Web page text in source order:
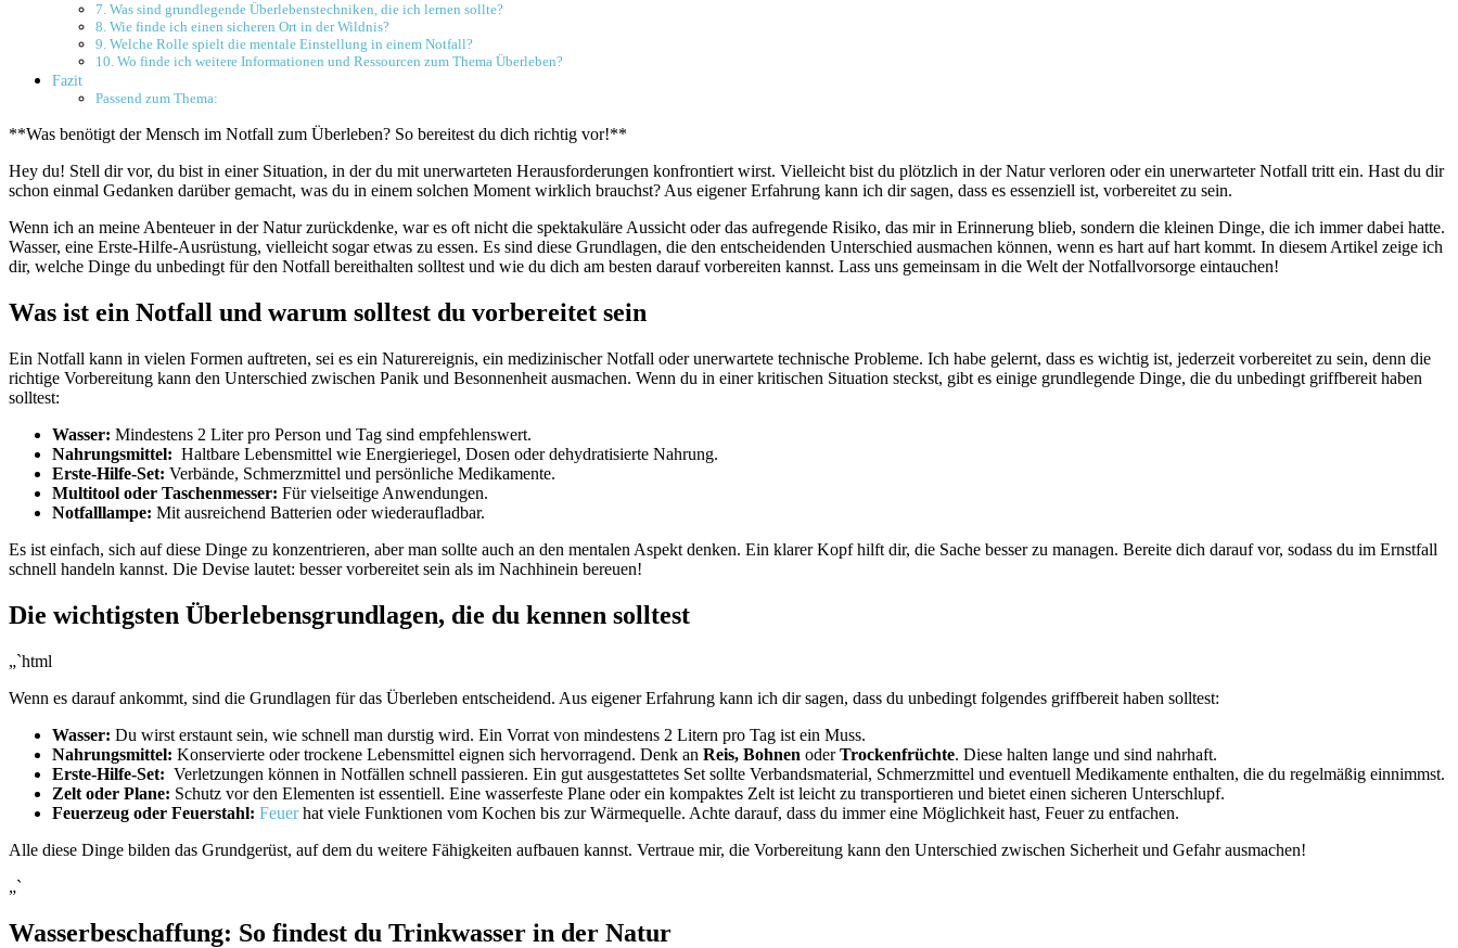
7. Was sind grundlegende Überlebenstechniken, die ich ⁣lernen sollte?
8. ‍Wie ‌finde ich einen ⁢sicheren Ort⁢ in der Wildnis?
9. Welche​ Rolle ​spielt die mentale Einstellung in einem Notfall?
10. Wo‍ finde ich weitere Informationen und Ressourcen zum Thema Überleben?
Fazit
Passend zum Thema:
**Was⁤ benötigt der ⁤Mensch⁣ im Notfall zum‍ Überleben? So bereitest du dich richtig vor!**
Hey‍ du! Stell ⁤dir vor, du bist​ in einer Situation, in ⁣der du mit ‌unerwarteten Herausforderungen konfrontiert ‍wirst. Vielleicht bist du plötzlich⁤ in ⁣der Natur verloren oder ein unerwarteter Notfall⁢ tritt ein. Hast ‍du dir
schon einmal⁤ Gedanken darüber ​gemacht, was du in​ einem solchen‌ Moment wirklich brauchst? Aus eigener Erfahrung kann ich dir ⁣sagen, dass es ⁢essenziell ist, vorbereitet zu sein. ‍
Wenn ich an meine Abenteuer‌ in ‍der Natur zurückdenke, war ​es oft nicht die spektakuläre Aussicht oder ‌das⁣ aufregende Risiko, das mir in‌ Erinnerung blieb, sondern ​die kleinen ⁣Dinge,⁢ die ich immer dabei⁢ hatte.
Wasser, eine⁤ Erste-Hilfe-Ausrüstung, vielleicht‌ sogar ⁢etwas zu essen. Es sind diese ⁢Grundlagen,⁣ die‌ den entscheidenden Unterschied ausmachen können, wenn es hart auf hart kommt. In diesem Artikel zeige ich
dir, welche Dinge du unbedingt ⁢für den Notfall bereithalten solltest ⁢und wie du dich am besten darauf vorbereiten kannst.⁢ Lass uns gemeinsam in‍ die Welt der ⁣Notfallvorsorge⁢ eintauchen!
Was ist ein Notfall und warum solltest du ‍vorbereitet sein
Ein Notfall kann in vielen ​Formen auftreten, ‌sei es ein Naturereignis, ein​ medizinischer Notfall oder unerwartete‍ technische ⁣Probleme. Ich habe gelernt, dass es⁣ wichtig ist, ⁣jederzeit vorbereitet ⁢zu sein, ‍denn⁣ die
richtige Vorbereitung kann den Unterschied zwischen Panik ​und Besonnenheit ausmachen. Wenn du ​in einer kritischen Situation steckst, gibt es einige grundlegende Dinge,⁤ die du ⁤unbedingt ⁣griffbereit ⁢haben
solltest:
Wasser: Mindestens 2 Liter pro Person und Tag sind empfehlenswert.
Nahrungsmittel: ‌ Haltbare Lebensmittel wie Energieriegel, Dosen ‌oder dehydratisierte Nahrung.
Erste-Hilfe-Set: Verbände, Schmerzmittel⁤ und persönliche ‌Medikamente.
Multitool oder Taschenmesser: Für‌ vielseitige Anwendungen.
Notfalllampe: Mit ausreichend Batterien oder wiederaufladbar.
Es ist einfach, sich​ auf diese Dinge zu konzentrieren, aber man sollte ‌auch an den mentalen Aspekt denken. Ein klarer Kopf hilft ⁤dir, die Sache besser zu ‌managen. Bereite dich darauf vor, sodass ⁢du im Ernstfall
schnell handeln kannst. Die Devise lautet: besser vorbereitet sein als im Nachhinein ⁢bereuen!
Die wichtigsten Überlebensgrundlagen, die ⁤du⁤ kennen solltest
„`html
Wenn es​ darauf⁣ ankommt, sind die Grundlagen ⁤für das Überleben‌ entscheidend. Aus eigener Erfahrung kann ich dir ‌sagen, dass du unbedingt folgendes⁣ griffbereit haben solltest:
Wasser: Du ‍wirst​ erstaunt sein,‍ wie schnell man durstig⁤ wird. ‌Ein Vorrat ‍von mindestens 2 Litern pro Tag ist ⁢ein Muss.
Nahrungsmittel: ⁤Konservierte oder trockene⁢ Lebensmittel ⁢eignen⁢ sich hervorragend. Denk an Reis, Bohnen oderTrockenfrüchte. Diese⁣ halten lange und sind nahrhaft.
Erste-Hilfe-Set: ‍ Verletzungen können in Notfällen schnell passieren. Ein⁣ gut ausgestattetes Set sollte ⁢Verbandsmaterial, Schmerzmittel und eventuell Medikamente enthalten, ​die du regelmäßig ⁢einnimmst.
Zelt oder Plane: Schutz‌ vor⁢ den Elementen ist essentiell. Eine wasserfeste Plane ⁤oder ‍ein ‌kompaktes ⁢Zelt ist leicht zu transportieren ⁣und ‌bietet einen sicheren Unterschlupf.
Feuerzeug oder Feuerstahl: Feuerhat‍ viele Funktionen⁤ vom ‌Kochen bis zur Wärmequelle. Achte darauf,⁢ dass ‍du immer eine ‍Möglichkeit hast, Feuer zu entfachen.
Alle diese Dinge bilden das Grundgerüst, auf ​dem du weitere Fähigkeiten aufbauen kannst. Vertraue mir, ⁢die Vorbereitung kann den Unterschied zwischen Sicherheit und Gefahr ausmachen!
„`
Wasserbeschaffung:​ So findest du Trinkwasser in der Natur